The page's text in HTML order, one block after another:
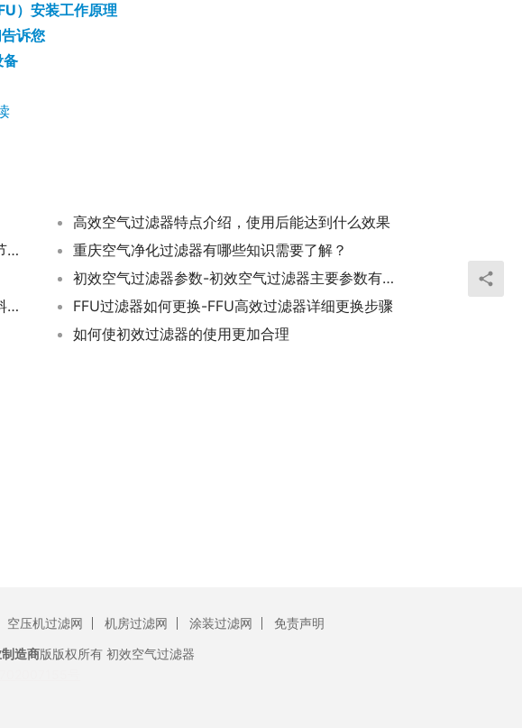
）安装工作原理
诉您
备
高效空气过滤器特点介绍，使用后能达到什么效果
百级洁净室换气次数设计规范没要求及电动调节阀的相关知识
重庆空气净化过滤器有哪些知识需要了解？
初效空气过滤器参数-初效空气过滤器主要参数有哪些
烤漆房用什么材料做的—解析烤漆房常用的材料和构造
FFU过滤器如何更换-FFU高效过滤器详细更换步骤
如何使初效过滤器的使用更加合理
空压机过滤网 机房过滤网 涂装过滤网
免责声明
造商版版权所有 初效空气过滤器